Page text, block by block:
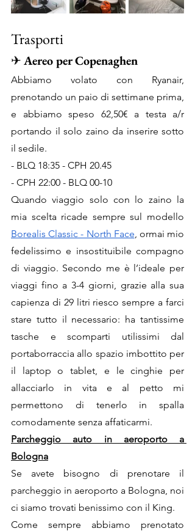
Trasporti
✈ Aereo per Copenaghen
Abbiamo volato con Ryanair,
prenotando un paio di settimane prima,
e abbiamo speso 62,50€ a testa a/r
portando il solo zaino da inserire sotto
il sedile.
- BLQ 18:35 - CPH 20.45
- CPH 22:00 - BLQ 00-10
Quando viaggio solo con lo zaino la
Borealis Classic - North Face , ormai mio
fedelissimo e insostituibile compagno
di viaggio. Secondo me è l’ideale per
viaggi fino a 3-4 giorni, grazie alla sua
capienza di 29 litri riesco sempre a farci
stare tutto il necessario: ha tantissime
tasche e scomparti utilissimi dal
portaborraccia allo spazio imbottito per
il laptop o tablet, e le cinghie per
allacciarlo in vita e al petto mi
permettono di tenerlo in spalla
comodamente senza affaticarmi.
Parcheggio auto in aeroporto a
Bologna
Se avete bisogno di prenotare il
parcheggio in aeroporto a Bologna, noi
ci siamo trovati benissimo con il King.
Come sempre abbiamo prenotato